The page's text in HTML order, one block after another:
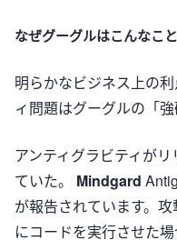
なぜグーグルはこんなこ
明らかなビジネス上の
ィ問題はグーグルの「
アンティグラビティが
ていた。 Mindgard
が報告されています。
にコードを実行させた